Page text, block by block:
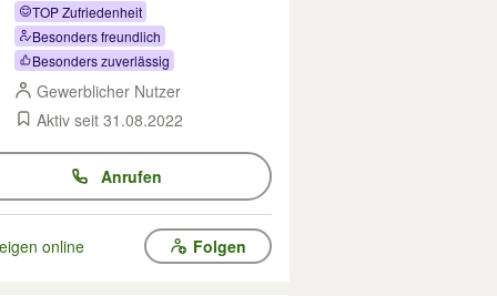
TOP Zufriedenheit
Besonders freundlich
Besonders zuverlässig
Gewerblicher Nutzer
Aktiv seit 31.08.2022
Anrufen
online Folgen